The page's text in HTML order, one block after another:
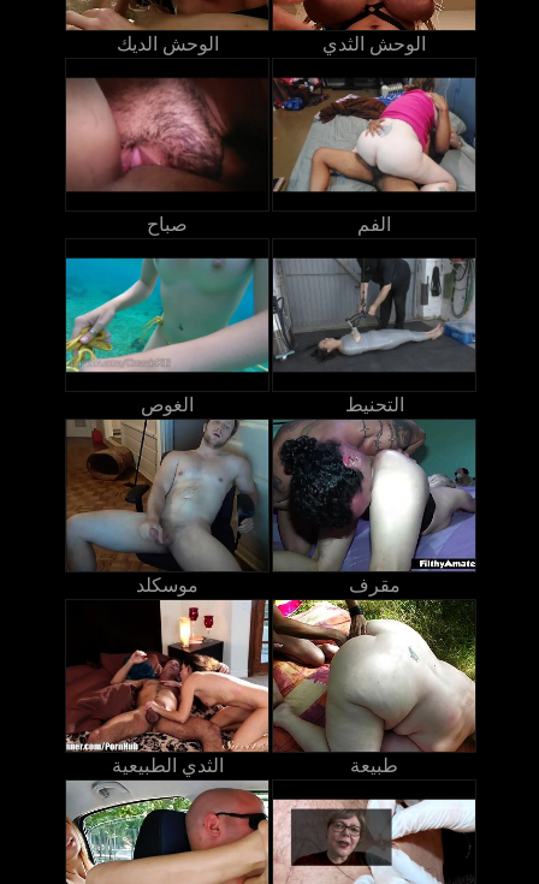
الوحش الديك الوحش الثدي
صباح الفم
الغوص التحنيط
موسكلد مقرف
الثدي الطبيعية طبيعة